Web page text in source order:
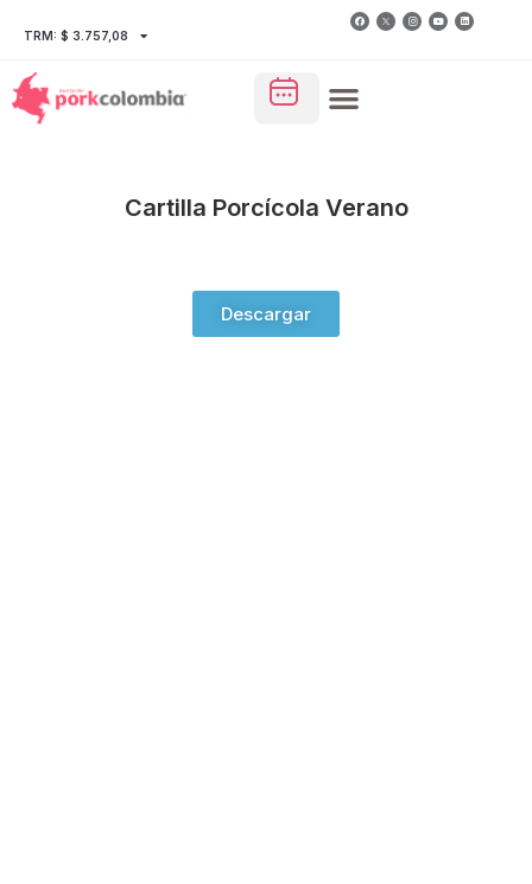
TRM: $ 3.757,08
Cartilla Porcícola Verano
Descargar